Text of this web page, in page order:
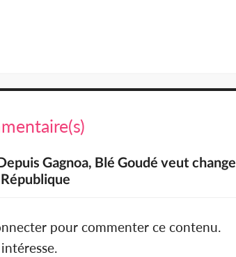
Gagnoa, Blé Goudé veut
pour commenter ce contenu.